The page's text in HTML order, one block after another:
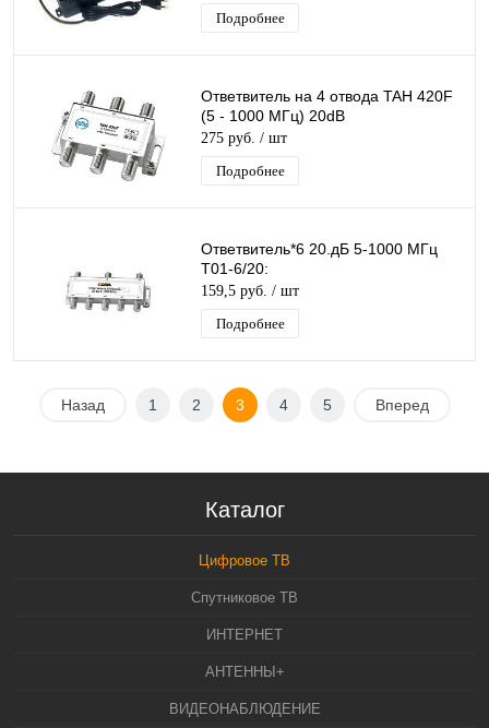
Подробнее
Ответвитель на 4 отвода TAH 420F
(5 - 1000 МГц) 20dB
275 руб. / шт
Подробнее
Ответвитель*6 20.дБ 5-1000 МГц
T01-6/20:
159,5 руб. / шт
Подробнее
Назад 1 2 3 4 5 Вперед
Каталог
Цифровое ТВ
Спутниковое ТВ
ИНТЕРНЕТ
АНТЕННЫ+
ВИДЕОНАБЛЮДЕНИЕ